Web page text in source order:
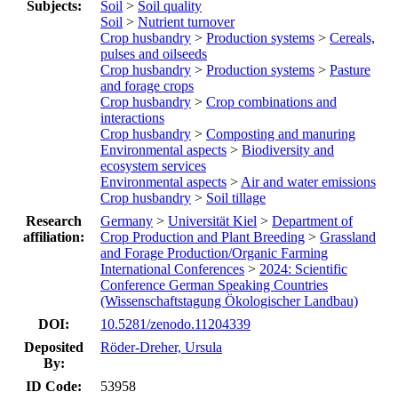
Subjects:
Soil > Soil quality
Soil > Nutrient turnover
Crop husbandry > Production systems > Cereals,
pulses and oilseeds
Crop husbandry > Production systems > Pasture
and forage crops
Crop husbandry > Crop combinations and
interactions
Crop husbandry > Composting and manuring
Environmental aspects > Biodiversity and
ecosystem services
Environmental aspects > Air and water emissions
Crop husbandry > Soil tillage
Research
affiliation:
Germany > Universität Kiel > Department of
Crop Production and Plant Breeding > Grassland
and Forage Production/Organic Farming
International Conferences > 2024: Scientific
Conference German Speaking Countries
(Wissenschaftstagung Ökologischer Landbau)
DOI:
10.5281/zenodo.11204339
Deposited
By:
Röder-Dreher, Ursula
ID Code:
53958